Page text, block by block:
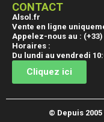
CONTACT
Alsol.fr
Vente en ligne
Appelez-nous au : (+33)
Horaires :
Du lundi au vendredi
Cliquez ici
© Depuis